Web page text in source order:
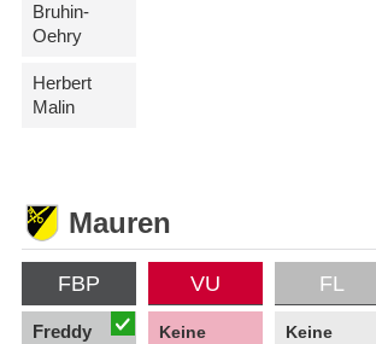
Bruhin-
Oehry
Herbert
Malin
Mauren
FBP
Freddy
VU
Keine
FL
Keine